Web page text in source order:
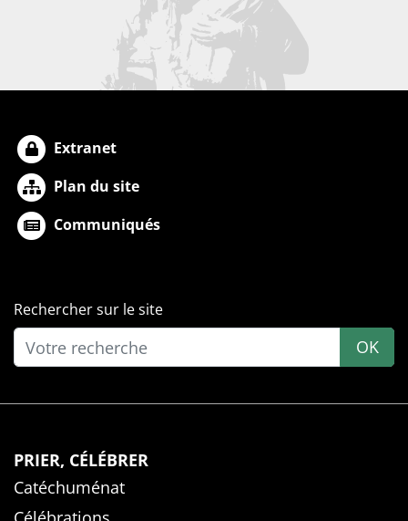
Extranet
Plan du site
Communiqués
Rechercher sur le site
OK
PRIER, CÉLÉBRER
Catéchuménat